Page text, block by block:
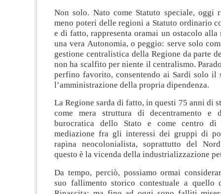
Non solo. Nato come Statuto speciale, oggi
meno poteri delle regioni a Statuto ordinario
e di fatto, rappresenta oramai un ostacolo
una vera Autonomia, o peggio: serve solo
gestione centralistica della Regione da parte
non ha scalfito per niente il centralismo.
perfino favorito, consentendo ai Sardi solo il
l’amministrazione della propria dipendenza.
La Regione sarda di fatto, in questi 75 anni di
come mera struttura di decentramento e
burocratica dello Stato e come centro
mediazione fra gli interessi dei gruppi di
rapina neocolonialista, soprattutto del
questo è la vicenda della industrializzazione
Da tempo, perciò, possiamo ormai
suo fallimento storico contestuale a quello